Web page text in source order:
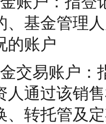
、基金管理
的账户
人通过该销
、转托管及